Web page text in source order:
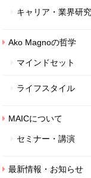
キャリア・業界研究
Ako Magnoの哲学
マインドセット
ライフスタイル
MAICについて
セミナー・講演
最新情報・お知らせ